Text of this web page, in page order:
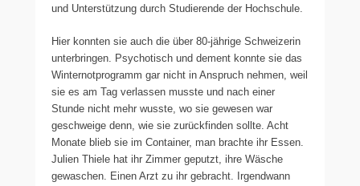
und Unterstützung durch Studierende der Hochschule.
Hier konnten sie auch die über 80-jährige Schweizerin
unterbringen. Psychotisch und dement konnte sie das
Winternotprogramm gar nicht in Anspruch nehmen, weil
sie es am Tag verlassen musste und nach einer
Stunde nicht mehr wusste, wo sie gewesen war
geschweige denn, wie sie zurückfinden sollte. Acht
Monate blieb sie im Container, man brachte ihr Essen.
Julien Thiele hat ihr Zimmer geputzt, ihre Wäsche
gewaschen. Einen Arzt zu ihr gebracht. Irgendwann